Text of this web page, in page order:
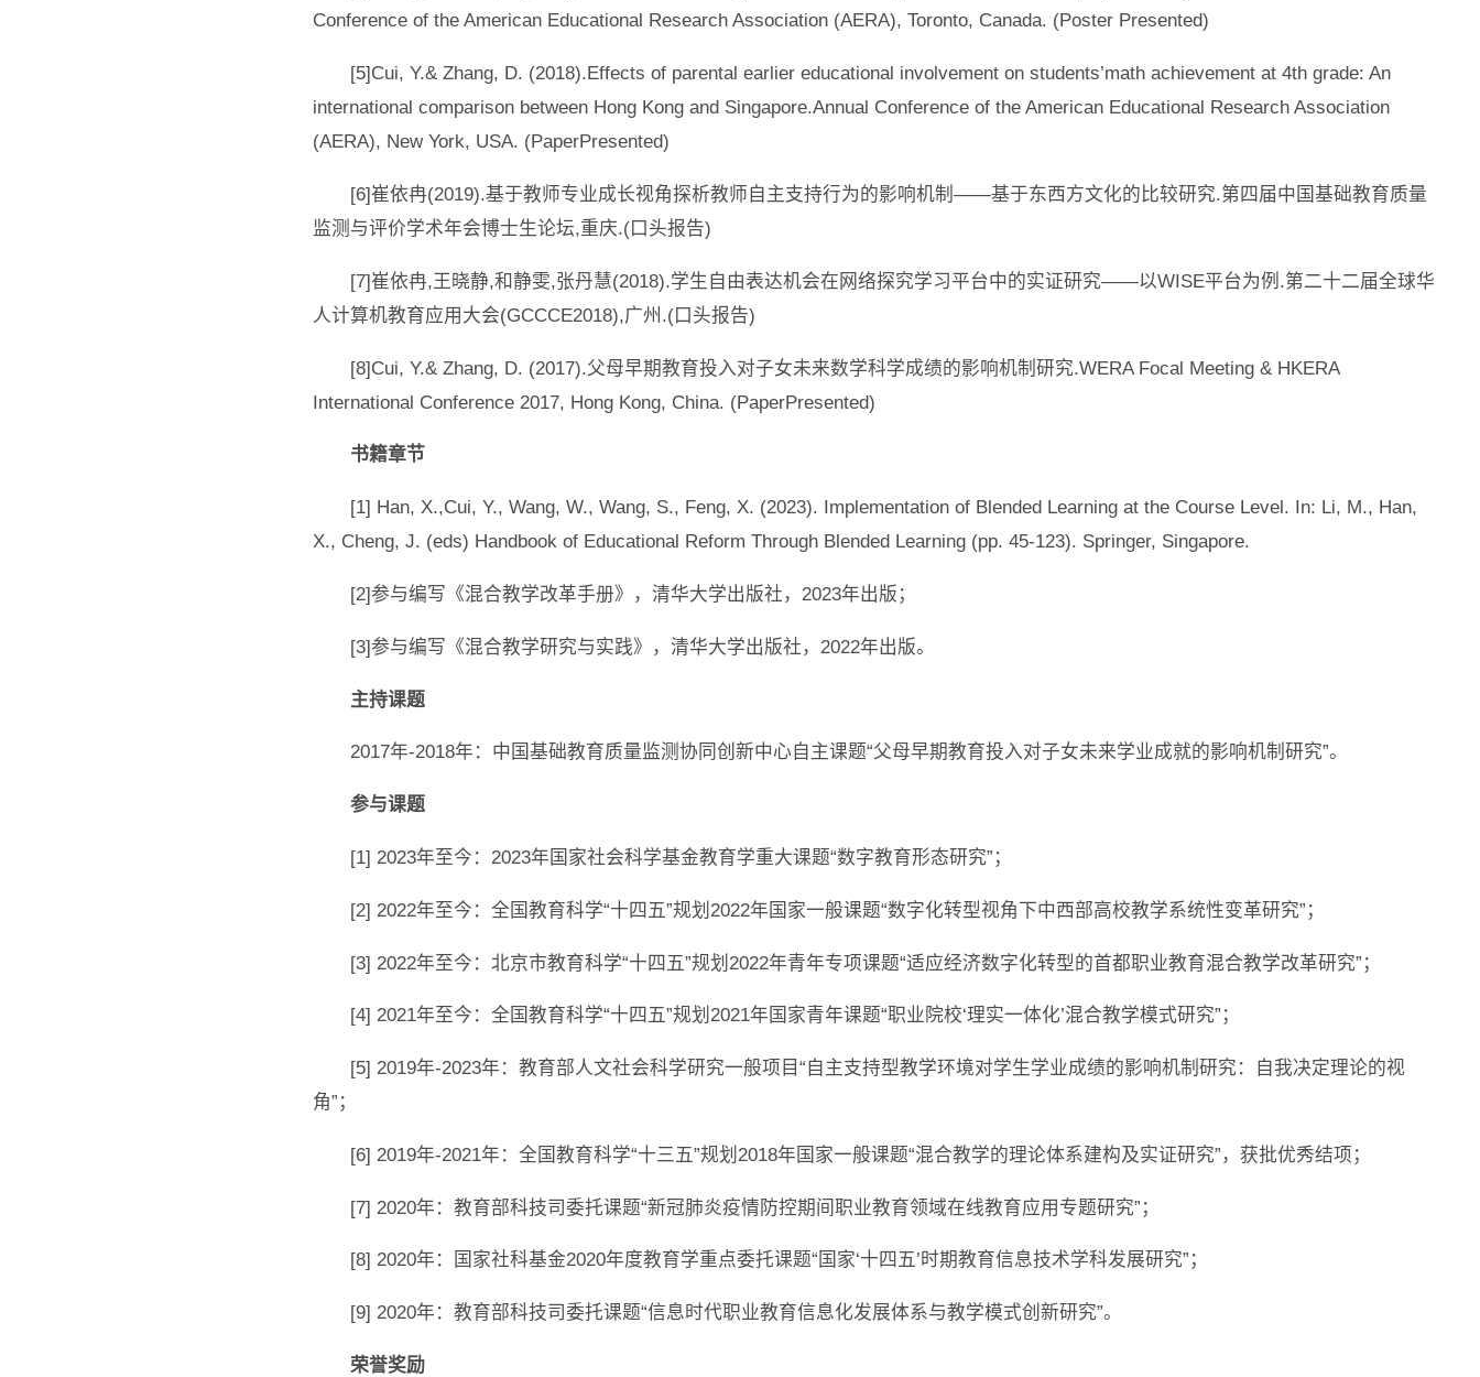
Conference of the American Educational Research Association (AERA), Toronto, Canada. (Poster Presented)
[5]Cui, Y.& Zhang, D. (2018).Effects of parental earlier educational involvement on students’math achievement at 4th grade: An
international comparison between Hong Kong and Singapore.Annual Conference of the American Educational Research Association
(AERA), New York, USA. (PaperPresented)
[6]崔依冉(2019).基于教师专业成长视角探析教师自主支持行为的影响机制——基于东西方文化的比较研究.第四届中国基础教育质量
监测与评价学术年会博士生论坛,重庆.(口头报告)
[7]崔依冉,王晓静,和静雯,张丹慧(2018).学生自由表达机会在网络探究学习平台中的实证研究——以WISE平台为例.第二十二届全球华
人计算机教育应用大会(GCCCE2018),广州.(口头报告)
[8]Cui, Y.& Zhang, D. (2017).父母早期教育投入对子女未来数学科学成绩的影响机制研究.WERA Focal Meeting & HKERA
International Conference 2017, Hong Kong, China. (PaperPresented)
书籍章节
[1] Han, X.,Cui, Y., Wang, W., Wang, S., Feng, X. (2023). Implementation of Blended Learning at the Course Level. In: Li, M., Han,
X., Cheng, J. (eds) Handbook of Educational Reform Through Blended Learning (pp. 45-123). Springer, Singapore.
[2]参与编写《混合教学改革手册》，清华大学出版社，2023年出版；
[3]参与编写《混合教学研究与实践》，清华大学出版社，2022年出版。
主持课题
2017年-2018年：中国基础教育质量监测协同创新中心自主课题“父母早期教育投入对子女未来学业成就的影响机制研究”。
参与课题
[1] 2023年至今：2023年国家社会科学基金教育学重大课题“数字教育形态研究”；
[2] 2022年至今：全国教育科学“十四五”规划2022年国家一般课题“数字化转型视角下中西部高校教学系统性变革研究”；
[3] 2022年至今：北京市教育科学“十四五”规划2022年青年专项课题“适应经济数字化转型的首都职业教育混合教学改革研究”；
[4] 2021年至今：全国教育科学“十四五”规划2021年国家青年课题“职业院校‘理实一体化’混合教学模式研究”；
[5] 2019年-2023年：教育部人文社会科学研究一般项目“自主支持型教学环境对学生学业成绩的影响机制研究：自我决定理论的视
角”；
[6] 2019年-2021年：全国教育科学“十三五”规划2018年国家一般课题“混合教学的理论体系建构及实证研究”，获批优秀结项；
[7] 2020年：教育部科技司委托课题“新冠肺炎疫情防控期间职业教育领域在线教育应用专题研究”；
[8] 2020年：国家社科基金2020年度教育学重点委托课题“国家‘十四五’时期教育信息技术学科发展研究”；
[9] 2020年：教育部科技司委托课题“信息时代职业教育信息化发展体系与教学模式创新研究”。
荣誉奖励